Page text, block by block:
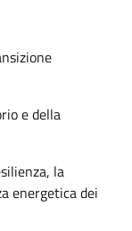
e della
la
energetica dei